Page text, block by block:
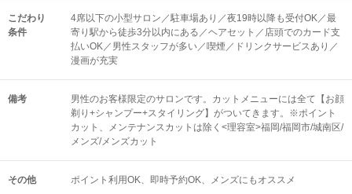
こだわり
条件
4席以下の小型サロン／駐車場あり／夜19時以降も受付OK／最
寄り駅から徒歩3分以内にある／ヘアセット／店頭でのカード支
払いOK／男性スタッフが多い／喫煙／ドリンクサービスあり／
漫画が充実
備考
男性のお客様限定のサロンです。カットメニューには全て【お顔
剃り+シャンプー+スタイリング】がついてきます。※ポイント
カット、メンテナンスカットは除く<理容室>福岡/福岡市/城南区/
メンズ/メンズカット
その他 ポイント利用OK 即時予約OK メンズにもオススメ